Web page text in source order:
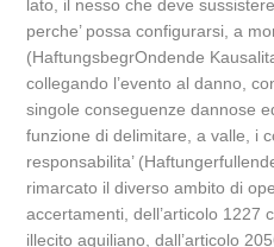
lato, il nesso che deve
perche’ possa configurarsi, a
(HaftungsbegrOndende
collegando l’evento al danno,
singole conseguenze dannose
funzione di delimitare, a valle, i
responsabilita’
rimarcato il diverso ambito di
accertamenti, dell’articolo 1227
illecito aquiliano, dall’articolo